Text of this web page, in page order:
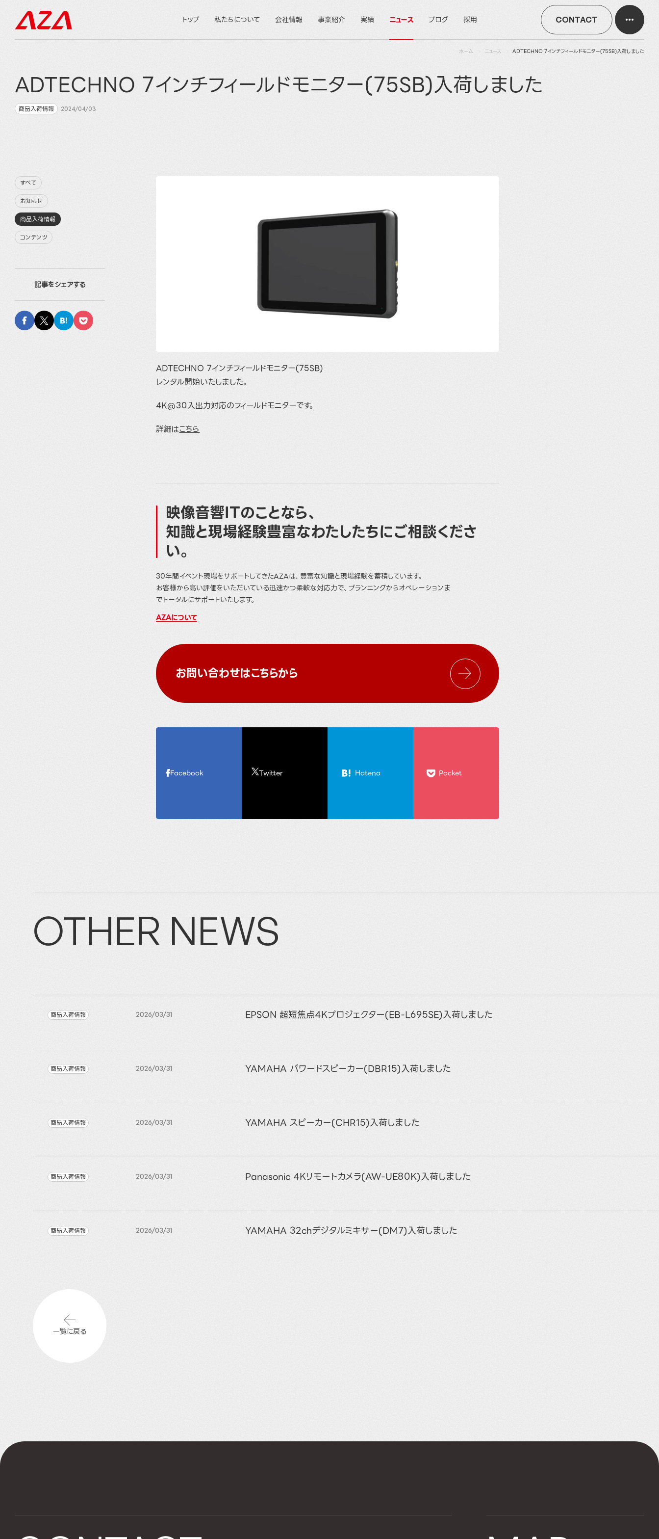
CONTACT
トップ 私たちについて 会社情報 事業紹介 実績 ニュース ブログ 採用
ホーム ニュース ADTECHNO 7インチフィールドモニター(75SB)入荷しました
ADTECHNO 7インチフィールドモニター(75SB)入荷しました
商品入荷情報 2024/04/03
すべて
お知らせ
商品入荷情報
コンテンツ
記事をシェアする
ADTECHNO 7インチフィールドモニター(75SB)
レンタル開始いたしました。
4K@30入出力対応のフィールドモニターです。
詳細はこちら
映像音響ITのことなら、
知識と現場経験豊富なわたしたちにご相談くださ
い。
30年間イベント現場をサポートしてきたAZAは、豊富な知識と現場経験を蓄積しています。
お客様から高い評価をいただいている迅速かつ柔軟な対応力で、プランニングからオペレーションま
でトータルにサポートいたします。
AZAについて
お問い合わせはこちらから
Facebook Twitter Hatena Pocket
OTHER NEWS
商品入荷情報 2026/03/31 EPSON 超短焦点4Kプロジェクター(EB-L695SE)入荷しました
商品入荷情報 2026/03/31 YAMAHA パワードスピーカー(DBR15)入荷しました
商品入荷情報 2026/03/31 YAMAHA スピーカー(CHR15)入荷しました
商品入荷情報 2026/03/31 Panasonic 4Kリモートカメラ(AW-UE80K)入荷しました
商品入荷情報 2026/03/31 YAMAHA 32chデジタルミキサー(DM7)入荷しました
一覧に戻る